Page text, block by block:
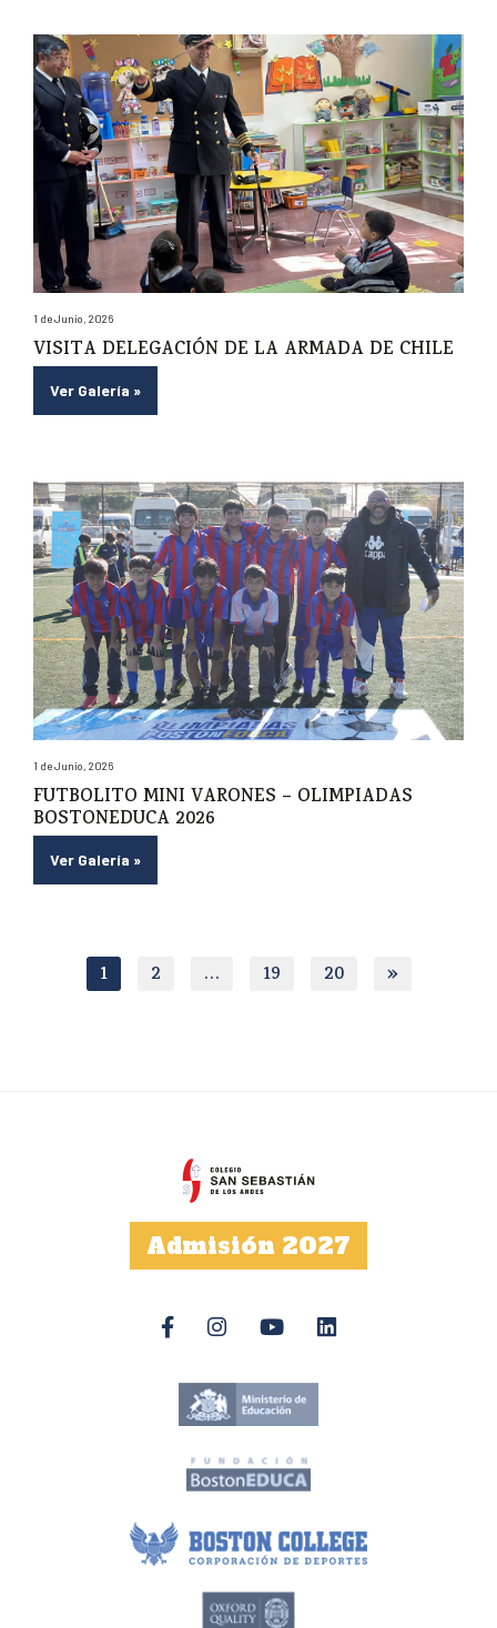
1 de Junio, 2026
VISITA DELEGACIÓN DE LA ARMADA DE CHILE
Ver Galería »
1 de Junio, 2026
FUTBOLITO MINI VARONES – OLIMPIADAS
BOSTONEDUCA 2026
Ver Galería »
1 2 … 19 20 »
Admisión 2027